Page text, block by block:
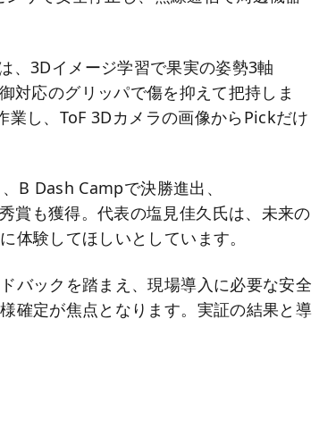
、3Dイメージ学習で果実の姿勢3軸
対応のグリッパで傷を抑えて把持しま
し、ToF 3Dカメラの画像からPickだけ
B Dash Campで決勝進出、
も獲得。代表の塩見佳久氏は、未来の
体験してほしいとしています。
バックを踏まえ、現場導入に必要な安全
確定が焦点となります。実証の結果と導